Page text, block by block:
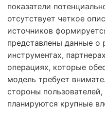
показатели
отсутствует четкое
источников
представлены данные о
инструментах,
операциях, которые
модель требует
стороны
планируются крупные